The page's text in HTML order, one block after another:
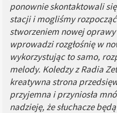
ponownie skontaktowali
stacji i mogliśmy
stworzeniem nowej
wprowadzi rozgłośnię w
wykorzystując to samo,
melody. Koledzy z Radia
kreatywna strona
przyjemna i przyniosła
nadzieję, że słuchacze